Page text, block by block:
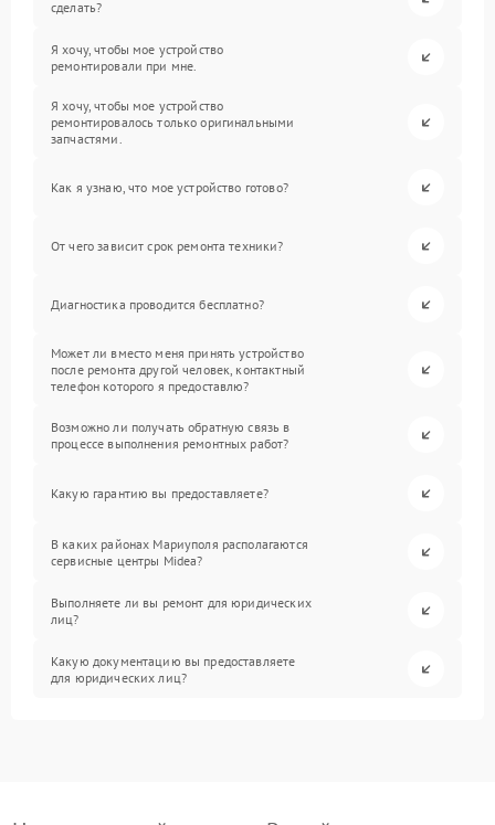
сделать?
Я хочу, чтобы мое устройство
ремонтировали при мне.
Я хочу, чтобы мое устройство
ремонтировалось только оригинальными
запчастями.
Как я узнаю, что мое устройство готово?
От чего зависит срок ремонта техники?
Диагностика проводится бесплатно?
Может ли вместо меня принять устройство
после ремонта другой человек, контактный
телефон которого я предоставлю?
Возможно ли получать обратную связь в
процессе выполнения ремонтных работ?
Какую гарантию вы предоставляете?
В каких районах Мариуполя располагаются
сервисные центры Midea?
Выполняете ли вы ремонт для юридических
лиц?
Какую документацию вы предоставляете
для юридических лиц?